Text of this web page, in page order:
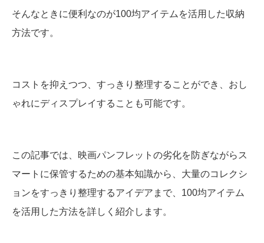
そんなときに便利なのが100均アイテムを活用した収納
方法です。
コストを抑えつつ、すっきり整理することができ、おし
ゃれにディスプレイすることも可能です。
この記事では、映画パンフレットの劣化を防ぎながらス
マートに保管するための基本知識から、大量のコレクシ
ョンをすっきり整理するアイデアまで、100均アイテム
を活用した方法を詳しく紹介します。